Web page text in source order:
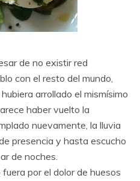
de no existir red
con el resto del mundo,
arrollado el mismísimo
haber vuelto la
nuevamente, la lluvia
presencia y hasta escucho
de noches.
por el dolor de huesos